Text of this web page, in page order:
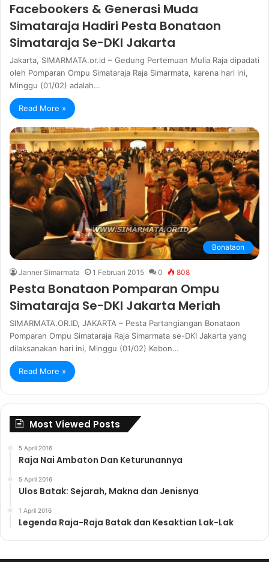
Facebookers & Generasi Muda
Simataraja Hadiri Pesta Bonataon
Simataraja Se-DKI Jakarta
Jakarta, SIMARMATA.or.id – Gedung Pertemuan Mulia Raja dipadati
oleh Pomparan Ompu Simataraja Raja Simarmata, karena hari ini,
Minggu (01/02) adalah…
Read More »
Bonataon
Janner Simarmata 1 Februari 2015 0 808
Pesta Bonataon Pomparan Ompu
Simataraja Se-DKI Jakarta Meriah
SIMARMATA.OR.ID, JAKARTA – Pesta Partangiangan Bonataon
Pomparan Ompu Simataraja Raja Simarmata se-DKI Jakarta yang
dilaksanakan hari ini, Minggu (01/02) Kebon…
Read More »
Most Viewed Posts
5 April 2016
Raja Nai Ambaton Dan Keturunannya
5 April 2016
Ulos Batak: Sejarah, Makna dan Jenisnya
1 April 2016
Legenda Raja-Raja Batak dan Kesaktian Lak-Lak